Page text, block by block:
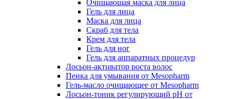
Очищающая маска для лица
Гель для лица
Маска для лица
Скраб для тела
Крем для тела
Гель для ног
Гель для аппаратных процедур
Лосьон-активатор роста волос
Пенка для умывания от Mesopharm
Гель-масло очищающее от Mesopharm
Лосьон-тоник регулирующий рН от